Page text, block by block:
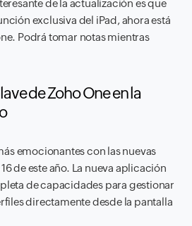
de la actualización es que
exclusiva del iPad, ahora está
Podrá tomar notas mientras
de Zoho One en la
emocionantes con las nuevas
de este año. La nueva aplicación
de capacidades para gestionar
directamente desde la pantalla